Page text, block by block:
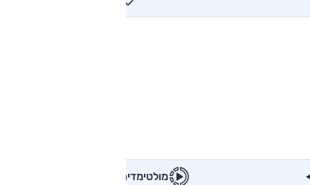
מולטימדיה